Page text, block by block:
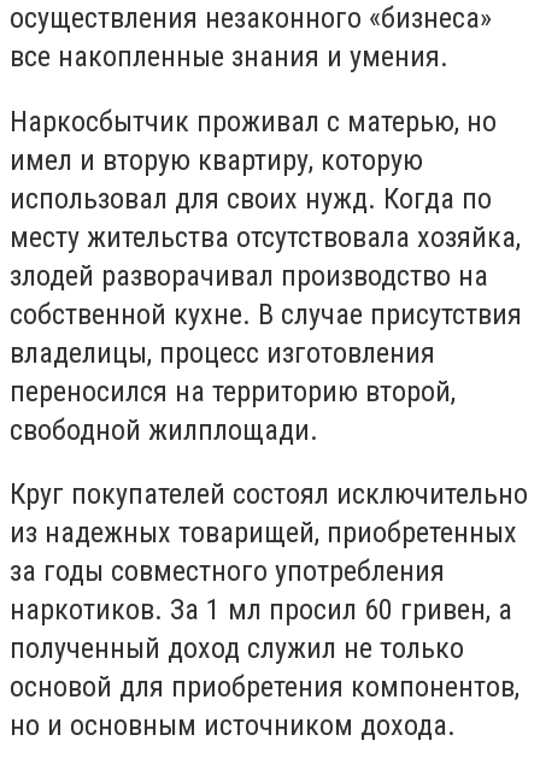
осуществления незаконного «бизнеса»
все накопленные знания и умения.
Наркосбытчик проживал с матерью, но
имел и вторую квартиру, которую
использовал для своих нужд. Когда по
месту жительства отсутствовала хозяйка,
злодей разворачивал производство на
собственной кухне. В случае присутствия
владелицы, процесс изготовления
переносился на территорию второй,
свободной жилплощади.
Круг покупателей состоял исключительно
из надежных товарищей, приобретенных
за годы совместного употребления
наркотиков. За 1 мл просил 60 гривен, а
полученный доход служил не только
основой для приобретения компонентов,
но и основным источником дохода.